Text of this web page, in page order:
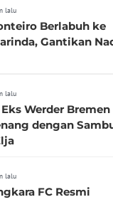
lalu
Berlabuh ke
Gantikan
lalu
Werder Bremen
dengan
lalu
FC Resmi